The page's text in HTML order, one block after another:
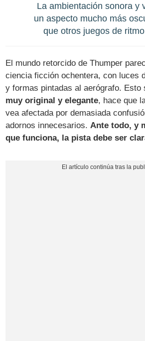
La ambientación sonora y
un aspecto mucho más
que otros juegos de
El mundo retorcido de Thumper
ciencia ficción ochentera, con luces
y formas pintadas al aerógrafo. Esto
muy original y elegante, hace que
vea afectada por demasiada
adornos innecesarios. Ante todo, y
que funciona, la pista debe ser